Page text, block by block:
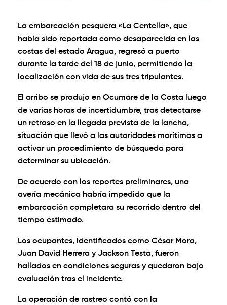
La embarcación pesquera «La Centella», que
había sido reportada como desaparecida en las
costas del estado Aragua, regresó a puerto
durante la tarde del 18 de junio, permitiendo la
localización con vida de sus tres tripulantes.
El arribo se produjo en Ocumare de la Costa luego
de varias horas de incertidumbre, tras detectarse
un retraso en la llegada prevista de la lancha,
situación que llevó a las autoridades marítimas a
activar un procedimiento de búsqueda para
determinar su ubicación.
De acuerdo con los reportes preliminares, una
avería mecánica habría impedido que la
embarcación completara su recorrido dentro del
tiempo estimado.
Los ocupantes, identificados como César Mora,
Juan David Herrera y Jackson Testa, fueron
hallados en condiciones seguras y quedaron bajo
evaluación tras el incidente.
La operación de rastreo contó con la